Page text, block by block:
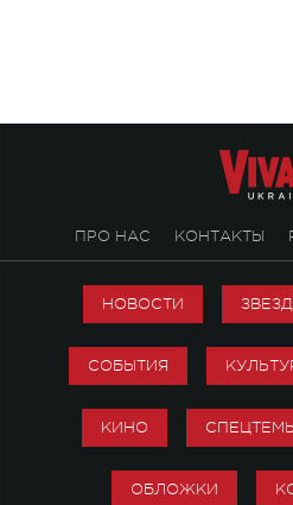
ПРО НАС КОНТАКТЫ
НОВОСТИ
СОБЫТИЯ
КИНО
ОБЛОЖКИ